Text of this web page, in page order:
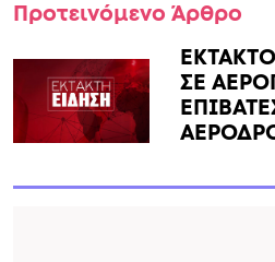
Προτεινόμενο Άρθρο
ΣΕ